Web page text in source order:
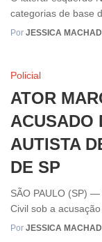
categorias de base
Por JESSICA
Policial
ATOR
ACUSADO
AUTISTA
DE SP
SÃO PAULO (SP)
Civil sob a acusação
Por JESSICA